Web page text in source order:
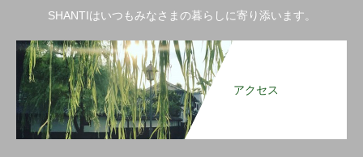
SHANTIはいつもみなさまの暮らしに寄り添います。
アクセス